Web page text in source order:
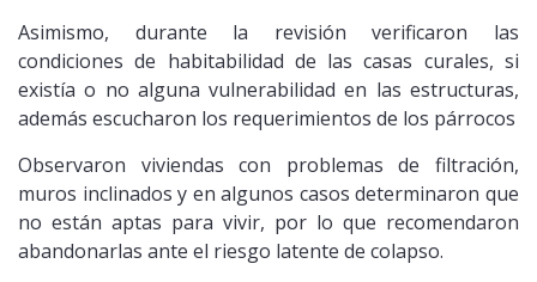
Asimismo, durante la revisión verificaron las
condiciones de habitabilidad de las casas curales, si
existía o no alguna vulnerabilidad en las estructuras,
además escucharon los requerimientos de los párrocos
Observaron viviendas con problemas de filtración,
muros inclinados y en algunos casos determinaron que
no están aptas para vivir, por lo que recomendaron
abandonarlas ante el riesgo latente de colapso.